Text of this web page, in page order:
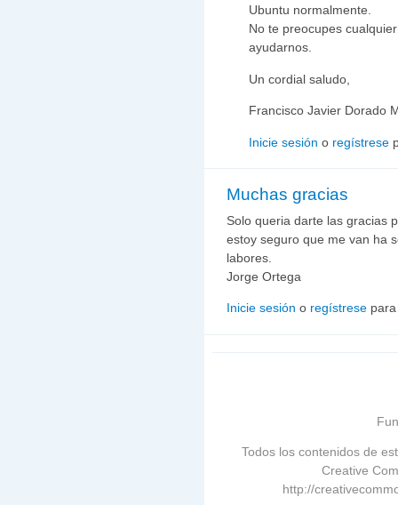
Ubuntu normalmente.
No te preocupes
ayudarnos.
Un cordial saludo,
Francisco Javier Dorado
Inicie sesión o regístrese
Muchas gracias
Solo queria darte las gracias
estoy seguro que me van ha
labores.
Jorge Ortega
Inicie sesión o regístrese
Todos los contenidos de
Creative
http://